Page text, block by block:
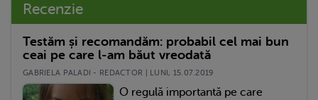
Recenzie
Testăm și recomandăm: probabil cel mai bun
ceai pe care l-am băut vreodată
GABRIELA PALADI - REDACTOR | LUNI, 15.07.2019
O regulă importantă pe care